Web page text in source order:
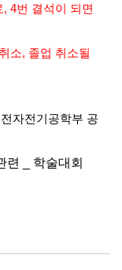
4번 결석이 되면
소, 졸업 취소될
자전기공학부 공
_ 학술대회